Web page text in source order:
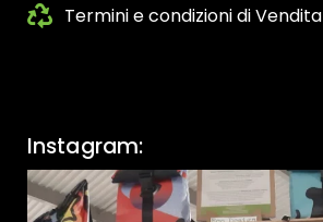
Termini e condizioni di Vendita
Instagram: